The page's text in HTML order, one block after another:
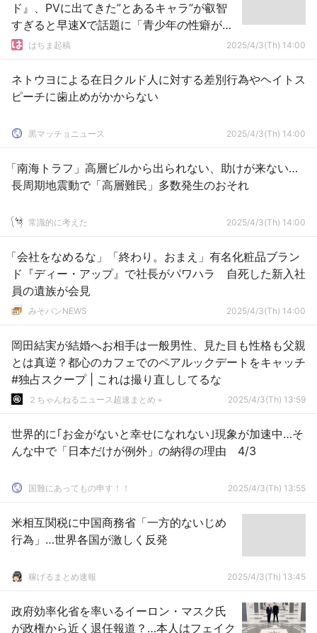
ド』、PVに出てきた”とあるキャラ”が叡智
すぎると早速Xで話題に「青少年の性癖が歪
んじゃう」
はちま起稿 2025/4/3(Th) 14:00
ネトウヨによる在日クルド人に対する差別行為やヘイトス
ピーチに歯止めがかからない
黒マッチョニュース 2025/4/3(Th) 14:00
「南海トラフ」高層ビルから出られない、助けが来ない…
長周期地震動で「高層難民」多数発生のおそれ
常識的に考えた 2025/4/3(Th) 14:00
「会社をなめるな」「終わり。おまえ」有名化粧品ブラン
ド『ディー・アップ』で社長がパワハラ 自死した新入社
員の遺族が会見
みそパンNEWS 2025/4/3(Th) 14:00
岡田結実が結婚へお相手は一般男性、見た目も性格も父親
とは真逆？都心のカフェでのペアルックデートをキャッチ
#独占スクープ | これは撮り直ししてるな
２ちゃんねるニュース超速まとめ＋ 2025/4/3(Th) 13:59
世界的に｢お金がないと幸せになれない｣現象が加速中…そ
んな中で「日本だけが例外」の納得の理由 4/3
国難にあってもの申す！！ 2025/4/3(Th) 13:55
米相互関税に中国商務省「一方的ないじめ
行為」…世界各国が激しく反発
稼げるまとめ速報 2025/4/3(Th) 13:45
政府効率化省を率いるイーロン・マスク氏
が政権から近く退任報道？…本人はフェイク